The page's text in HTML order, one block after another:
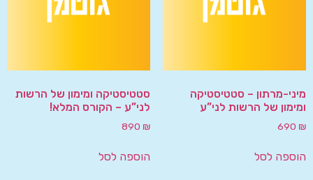
מיני-מרתון – סטטיסטיקה
ומימון של הרשות לני”ע
690 ₪
הוספה לסל
סטטיסטיקה ומימון של הרשות
לני”ע – הקורס המלא!
890 ₪
הוספה לסל